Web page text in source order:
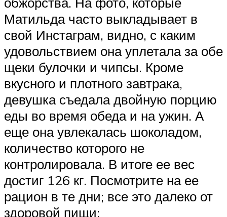
Матильда часто выкладывает в
свой Инстаграм, видно, с каким
удовольствием она уплетала за обе
щеки булочки и чипсы. Кроме
вкусного и плотного завтрака,
девушка съедала двойную порцию
еды во время обеда и на ужин. А
еще она увлекалась шоколадом,
количество которого не
контролировала. В итоге ее вес
достиг 126 кг. Посмотрите на ее
рацион в те дни; все это далеко от
здоровой пищи: